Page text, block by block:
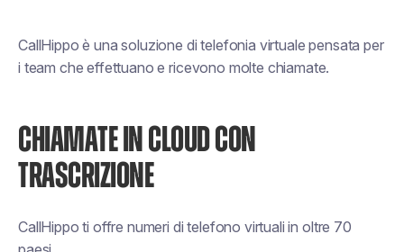
CallHippo è una soluzione di telefonia virtuale pensata per
i team che effettuano e ricevono molte chiamate.
CHIAMATE IN CLOUD CON
TRASCRIZIONE
CallHippo ti offre numeri di telefono virtuali in oltre 70